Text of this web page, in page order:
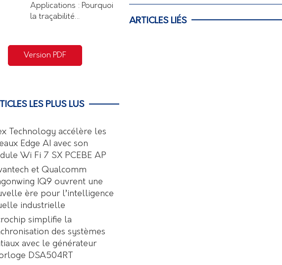
ARTICLES LIÉS
Applications : Pourquoi
la traçabilité…
Version PDF
LES PLUS LUS
Technology accélère les
Edge AI avec son
Wi Fi 7 SX PCEBE AP
et Qualcomm
IQ9 ouvrent une
ère pour l’intelligence
industrielle
simplifie la
des systèmes
avec le générateur
DSA504RT